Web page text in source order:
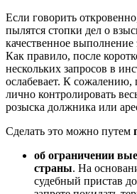
Если говорить
пылятся стопки дел о
качественное
Как правило, после
нескольких запросов в
ослабевает. К сожалению,
лично контролировать
розыска должника или
Сделать это можно путем
об ограничении
страны. На
судебный пристав